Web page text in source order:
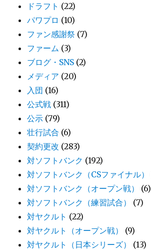
ドラフト (22)
パワプロ (10)
ファン感謝祭 (7)
ファーム (3)
ブログ・SNS (2)
メディア (20)
入団 (16)
公式戦 (311)
公示 (79)
壮行試合 (6)
契約更改 (283)
対ソフトバンク (192)
対ソフトバンク（CSファイナル）
対ソフトバンク（オープン戦）
(6)
対ソフトバンク（練習試合）
(7)
対ヤクルト (22)
対ヤクルト（オープン戦）
(9)
対ヤクルト（日本シリーズ）
(13)